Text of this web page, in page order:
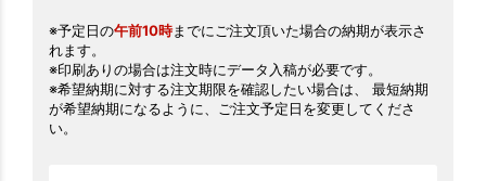
※予定日の午前10時までにご注文頂いた場合の納期が表示さ
れます。
※印刷ありの場合は注文時にデータ入稿が必要です。
※希望納期に対する注文期限を確認したい場合は、 最短納期
が希望納期になるように、ご注文予定日を変更してくださ
い。